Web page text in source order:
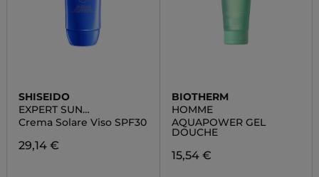
SHISEIDO
EXPERT SUN
PROTECTOR
Crema Solare Viso SPF30
29,14 €
BIOTHERM
HOMME
AQUAPOWER GEL
DOUCHE
15,54 €